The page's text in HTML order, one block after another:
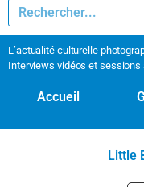
L’actualité culturelle
Interviews vidéos et sessions
Accueil
Little